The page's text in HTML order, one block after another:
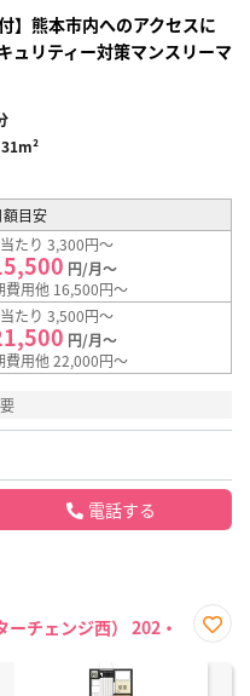
】熊本市内へのアクセスに
ュリティー対策マンスリーマ
31m²
額目安
たり 3,300円～
円/月～
費用他 16,500円～
たり 3,500円～
円/月～
費用他 22,000円～
電話する
チェンジ西） 202・
に入